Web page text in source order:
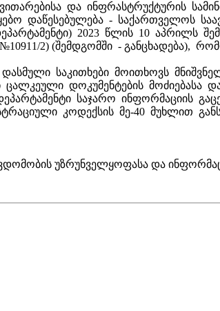
და ინფრასტრუქტურის
დაწესებულება - საქართველოს
2023 წლის 10 აპრილს
2) (შემდგომში - განცხადება),
საკითხები მოითხოვს
დოკუმენტების მოძიებასა და
საჯარო ინფორმაციის
კოდექსის მე-40 მუხლით
უზრუნველყოფასა და